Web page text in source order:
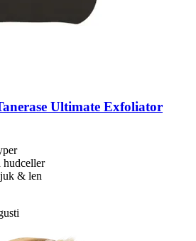
Ultimate Exfoliator
hudceller
& len